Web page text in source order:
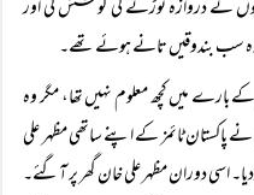
نے دروازہ توڑنے کی کوشش کی اور
وہ سب بندوقیں تانے ہوئے تھے۔
میں کچھ معلوم نہیں تھا، مگر وہ
ٹائمز کے اپنے ساتھی مظہر علی
اسی دوران مظہر علی خان گھر پر آگئے۔